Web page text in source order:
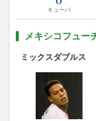
キューバ
メキシコフュー
ミックスダブルス